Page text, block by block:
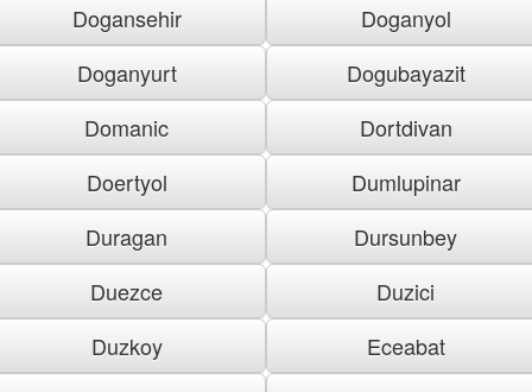
Dogansehir
Doganyol
Doganyurt
Dogubayazit
Domanic
Dortdivan
Doertyol
Dumlupinar
Duragan
Dursunbey
Duezce
Duzici
Duzkoy
Eceabat